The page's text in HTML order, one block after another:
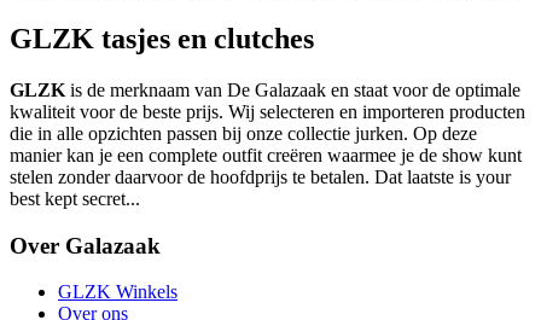
GLZK tasjes en clutches
GLZK is de merknaam van De Galazaak en staat voor de optimale
kwaliteit voor de beste prijs. Wij selecteren en importeren producten
die in alle opzichten passen bij onze collectie jurken. Op deze
manier kan je een complete outfit creëren waarmee je de show kunt
stelen zonder daarvoor de hoofdprijs te betalen. Dat laatste is your
best kept secret...
Over Galazaak
GLZK Winkels
Over ons